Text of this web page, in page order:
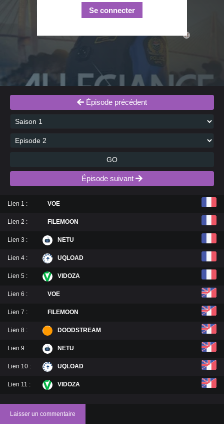
close
Se connecter
Épisode précédent
GO
Épisode suivant
Lien 1 : VOE
Lien 2 : FILEMOON
Lien 3 : NETU
Lien 4 : UQLOAD
Lien 5 : VIDOZA
Lien 6 : VOE
Lien 7 : FILEMOON
Lien 8 : DOODSTREAM
Lien 9 : NETU
Lien 10 : UQLOAD
Lien 11 : VIDOZA
Laisser un commentaire